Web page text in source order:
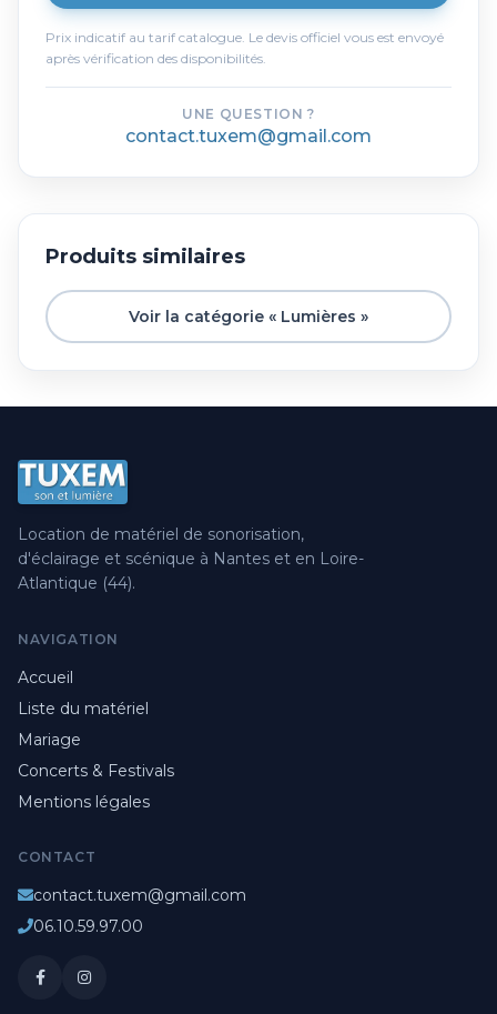
Prix indicatif au tarif catalogue. Le devis officiel vous est envoyé
après vérification des disponibilités.
UNE QUESTION ?
contact.tuxem@gmail.com
Produits similaires
Voir la catégorie « Lumières »
Location de matériel de sonorisation,
d'éclairage et scénique à Nantes et en Loire-
Atlantique (44).
NAVIGATION
Accueil
Liste du matériel
Mariage
Concerts & Festivals
Mentions légales
CONTACT
contact.tuxem@gmail.com
06.10.59.97.00